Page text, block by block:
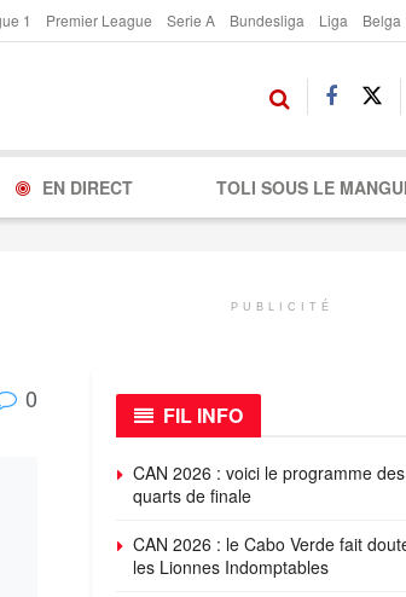
1 Premier League Serie A Bundesliga Liga Belga
EN DIRECT TOLI SOUS LE
0
PUBLICITÉ
FIL INFO
CAN 2026 : voici le programme des
quarts de finale
CAN 2026 : le Cabo Verde fait
les Lionnes Indomptables